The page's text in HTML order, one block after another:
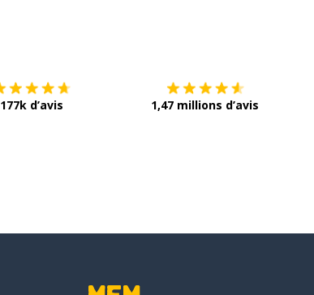
177k d’avis 1,47 millions d’avis